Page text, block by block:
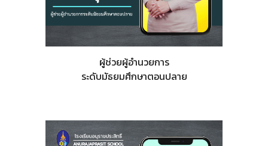
ผู้ช่วยผู้อำนวยการ
ระดับมัธยมศึกษาตอนปลาย